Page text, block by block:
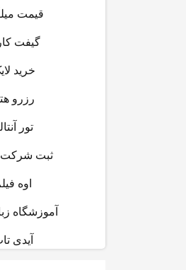
قیمت
گیفت
خرید
رزرو
تور
ثبت شرکت
اوه
آموزشگاه
آیدی